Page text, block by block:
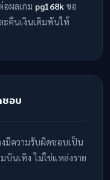
ผลเกม pg168k ขอ
ะคืนเงินเดิมพันให้
อบ
มีความรับผิดชอบเป็น
บันเทิง ไม่ใช่แหล่งราย